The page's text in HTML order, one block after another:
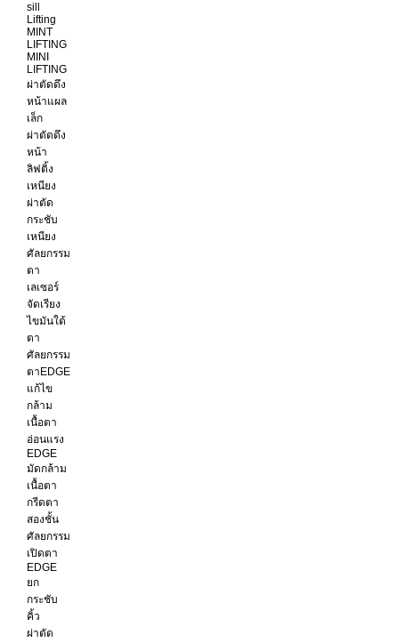
sill
Lifting
MINT
LIFTING
MINI
LIFTING
ผ่าตัดดึง
หน้าแผล
เล็ก
ผ่าตัดดึง
หน้า
ลิฟติ้ง
เหนียง
ผ่าตัด
กระชับ
เหนียง
ศัลยกรรม
ตา
เลเซอร์
จัดเรียง
ไขมันใต้
ตา
ศัลยกรรม
ตาEDGE
แก้ไข
กล้าม
เนื้อตา
อ่อนแรง
EDGE
มัดกล้าม
เนื้อตา
กรีดตา
สองชั้น
ศัลยกรรม
เปิดตา
EDGE
ยก
กระชับ
คิ้ว
ผ่าตัด